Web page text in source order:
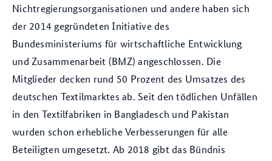
Nichtregierungsorganisationen und andere haben sich
der 2014 gegründeten Initiative des
Bundesministeriums für wirtschaftliche Entwicklung
und Zusammenarbeit (BMZ) angeschlossen. Die
Mitglieder decken rund 50 Prozent des Umsatzes des
deutschen Textilmarktes ab. Seit den tödlichen Unfällen
in den Textilfabriken in Bangladesch und Pakistan
wurden schon erhebliche Verbesserungen für alle
Beteiligten umgesetzt. Ab 2018 gibt das Bündnis